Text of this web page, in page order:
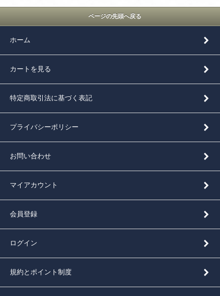
ページの先頭へ戻る
ホーム
カートを見る
特定商取引法に基づく表記
プライバシーポリシー
お問い合わせ
マイアカウント
会員登録
ログイン
規約とポイント制度